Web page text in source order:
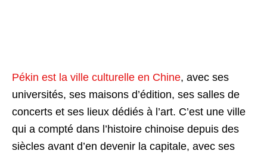
Pékin est la ville culturelle en Chine, avec ses
universités, ses maisons d’édition, ses salles de
concerts et ses lieux dédiés à l’art. C’est une ville
qui a compté dans l’histoire chinoise depuis des
siècles avant d’en devenir la capitale, avec ses